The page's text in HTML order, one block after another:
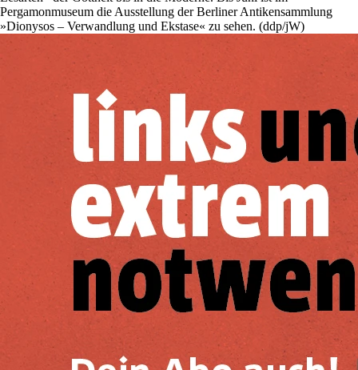
Pergamonmuseum die Ausstellung der Berliner Antikensammlung
»Dionysos – Verwandlung und Ekstase« zu sehen. (ddp/jW)